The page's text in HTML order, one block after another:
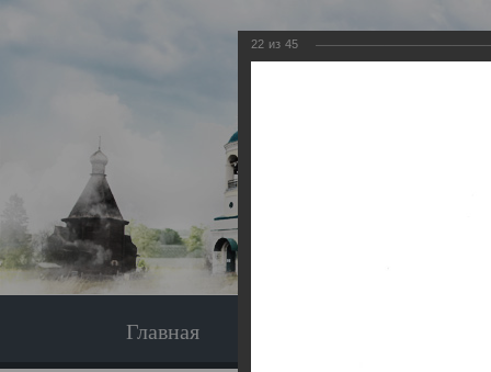
Главная
22 из 45